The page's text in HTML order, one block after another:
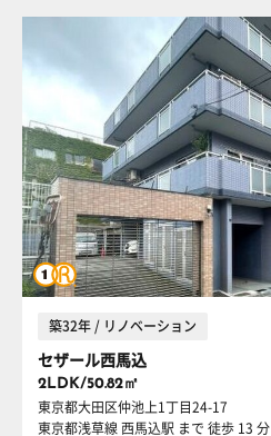
築32年 / リノベーション
セザール西馬込
2LDK/50.82㎡
東京都大田区仲池上1丁目24-17
東京都浅草線 西馬込駅 まで 徒歩 13 分